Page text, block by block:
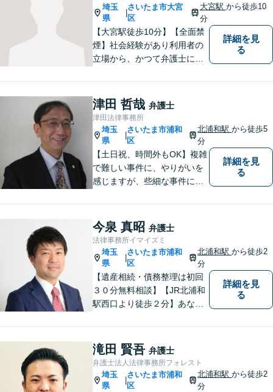
埼玉
県
|
さいたま市大宮
区
大宮駅 から徒歩10
分
【大宮駅徒歩10分】【全面禁
煙】社会経験があり利用者の
立場から、かつて弁護士に相
ります。 どのようにしたら、
敷居を低くできるか、緊張せ
ずに、リラックスして頂ける
か、なごやかな雰囲気作りを
常に心掛けています。
詳細を見
る
津田 哲哉 弁護士
津田法律事務所
埼玉
県
|
さいたま市浦和
区
北浦和駅から徒歩5
分
【土日祝、時間外もOK】複雑
で難しい事件に、やりがいを
感じますが、些細な事件にも
ティング会社での経験から、
会社経営、経理・税務などに
も詳しく、きめ細かく対応致
します。刑事事件にも力を入
れています。
詳細を見
る
今泉 真昭 弁護士
法律事務所イマイズミ
埼玉
県
|
さいたま市浦和
区
北浦和駅から徒歩2
分
【遺産相続・債務整理は初回
３０分無料相談】【JR北浦和
駅西口より徒歩２分】あなた
ミがお預かりします。あなた
の代わりに悩み、考え、解決
策をご提案します。
詳細を見
る
滝田 賢吾 弁護士
弁護士法人法律事務所フォレスト
埼玉
県
|
さいたま市浦和
区
北浦和駅から徒歩2
分